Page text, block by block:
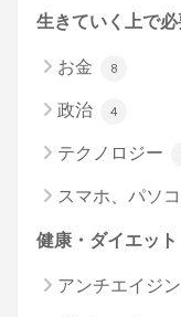
生きていく上で
お金 8
政治 4
テクノロジー
スマホ、パソ
健康・ダイエット
アンチエイジ